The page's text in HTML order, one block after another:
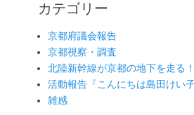
カテゴリー
京都府議会報告
京都視察・調査
北陸新幹線が京都の地下を走る
活動報告『こんにちは島田けい子
雑感